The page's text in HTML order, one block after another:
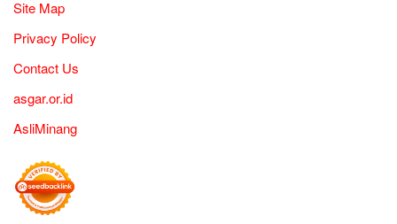
Site Map
Privacy Policy
Contact Us
asgar.or.id
AsliMinang